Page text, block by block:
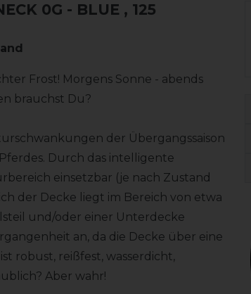
0G - BLUE , 125
Frost! Morgens Sonne - abends
brauchst Du?
der Übergangssaison
Durch das intelligente
einsetzbar (je nach Zustand
der Decke liegt im Bereich von etwa
und/oder einer Unterdecke
an, da die Decke über eine
robust, reißfest, wasserdicht,
Aber wahr!